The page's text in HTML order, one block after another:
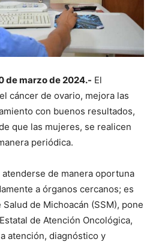
de marzo de 2024.- El
cáncer de ovario, mejora las
con buenos resultados,
que las mujeres, se realicen
periódica.
de manera oportuna
a órganos cercanos; es
de Michoacán (SSM), pone
de Atención Oncológica,
atención, diagnóstico y